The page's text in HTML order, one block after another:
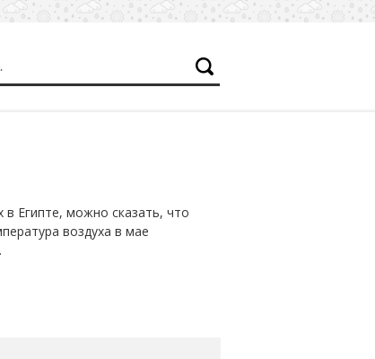
Египте, можно сказать, что
воздуха в мае